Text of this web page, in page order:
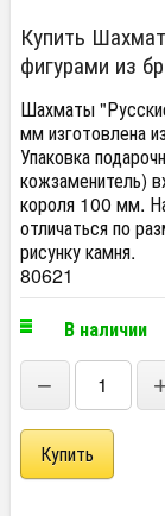
Купить
фигурами из
Шахматы
мм изготовлена
Упаковка
кожзаменитель)
короля 100 мм.
отличаться по
рисунку камня.
80621
В наличии
−